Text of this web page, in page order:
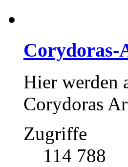
Corydoras-
Hier werden
Corydoras
Zugriffe
114 788